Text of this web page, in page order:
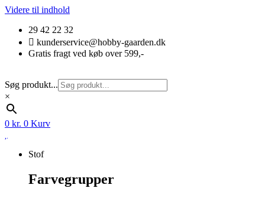
Videre til indhold
29 42 22 32
kunderservice@hobby-gaarden.dk
Gratis fragt ved køb over 599,-
Søg produkt...
×
0 kr. 0 Kurv
Stof
Farvegrupper